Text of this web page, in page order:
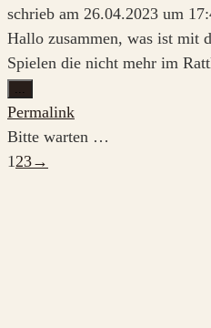
schrieb am 26.04.2023 um
Hallo zusammen, was ist mit
Spielen die nicht mehr im
...
Metabox
ein-/ausblenden.
Permalink
Bitte warten …
Navigation
123→